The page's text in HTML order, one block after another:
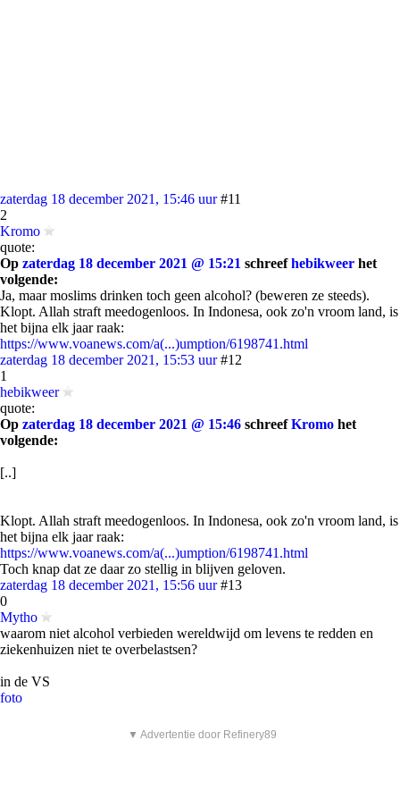
zaterdag 18 december 2021, 15:46 uur #11
2
Kromo
quote:
Op zaterdag 18 december 2021 @ 15:21 schreefhebikweer het
volgende:
Ja, maar moslims drinken toch geen alcohol? (beweren ze steeds).
Klopt. Allah straft meedogenloos. In Indonesa, ook zo'n vroom land, is
het bijna elk jaar raak:
https://www.voanews.com/a(...)umption/6198741.html
zaterdag 18 december 2021, 15:53 uur #12
1
hebikweer
quote:
Op zaterdag 18 december 2021 @ 15:46 schreefKromo het
volgende:
[..]
Klopt. Allah straft meedogenloos. In Indonesa, ook zo'n vroom land, is
het bijna elk jaar raak:
https://www.voanews.com/a(...)umption/6198741.html
Toch knap dat ze daar zo stellig in blijven geloven.
zaterdag 18 december 2021, 15:56 uur #13
0
Mytho
waarom niet alcohol verbieden wereldwijd om levens te redden en
ziekenhuizen niet te overbelastsen?
in de VS
foto
▼ Advertentie door Refinery89